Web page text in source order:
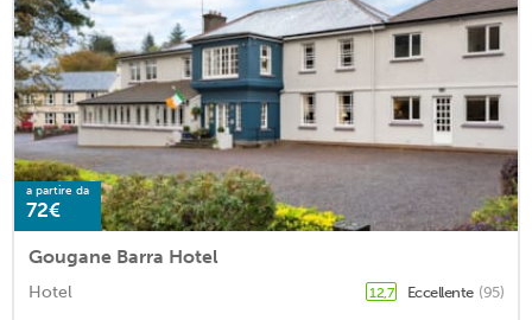
a partire da
72€
Gougane Barra Hotel
Hotel 12,7 Eccellente (95)